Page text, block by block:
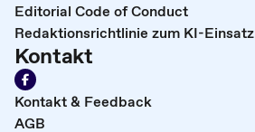
Editorial Code of Conduct
Redaktionsrichtlinie zum KI-Einsatz
Kontakt
Kontakt & Feedback
AGB